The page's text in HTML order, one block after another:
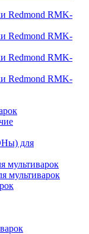
Redmond RMK-
Redmond RMK-
Redmond RMK-
Redmond RMK-
для
мультиварок
мультиварок